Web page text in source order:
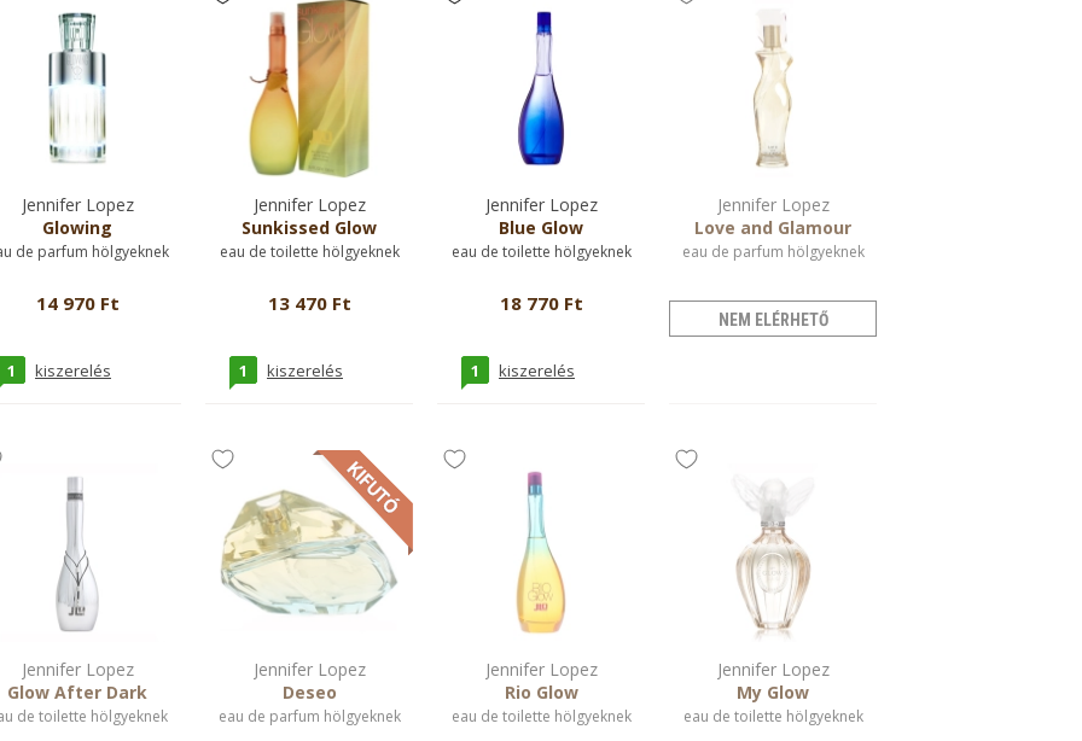
Jennifer Lopez
Glowing
de parfum hölgyeknek
14 970 Ft
1 kiszerelés
Jennifer Lopez
Sunkissed Glow
eau de toilette hölgyeknek
13 470 Ft
1 kiszerelés
Jennifer Lopez
Blue Glow
eau de toilette hölgyeknek
18 770 Ft
1 kiszerelés
Jennifer Lopez
Love and Glamour
eau de parfum hölgyeknek
NEM ELÉRHETŐ
Jennifer Lopez
Glow After Dark
de toilette hölgyeknek
Jennifer Lopez
Deseo
eau de parfum hölgyeknek
Jennifer Lopez
Rio Glow
eau de toilette hölgyeknek
Jennifer Lopez
My Glow
eau de toilette hölgyeknek